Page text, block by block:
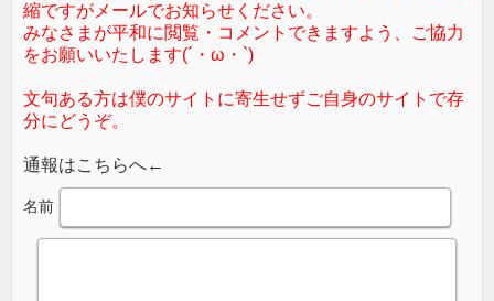
縮ですがメールでお知らせください。
みなさまが平和に閲覧・コメントできますよう、ご協力
をお願いいたします(´・ω・`)
文句ある方は僕のサイトに寄生せずご自身のサイトで存
分にどうぞ。
通報はこちらへ←
名前